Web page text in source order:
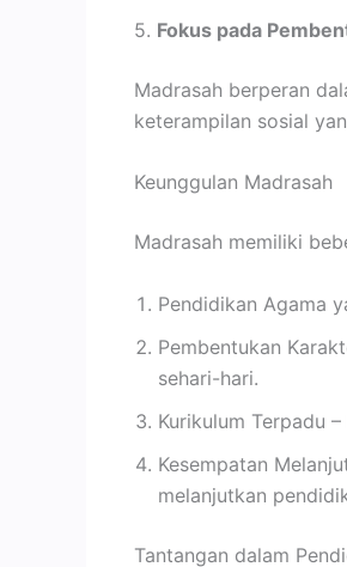
5. Fokus pada
Madrasah berperan
keterampilan sosial
Keunggulan Madrasah
Madrasah memiliki
Pendidikan Agama
Pembentukan
sehari-hari.
Kurikulum Terpadu
Kesempatan
melanjutkan
Tantangan dalam